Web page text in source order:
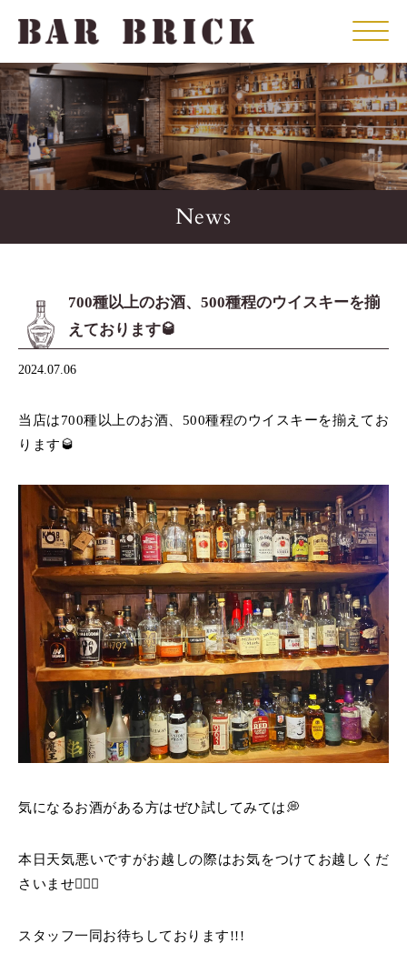
Click
News
700種以上のお酒、500種程のウイスキーを揃
えております🥃
2024.07.06
当店は700種以上のお酒、500種程のウイスキーを揃えてお
ります🥃
気になるお酒がある方はぜひ試してみては💭
本日天気悪いですがお越しの際はお気をつけてお越しくだ
さいませ🙇🏻‍♂️
スタッフ一同お待ちしております!!!